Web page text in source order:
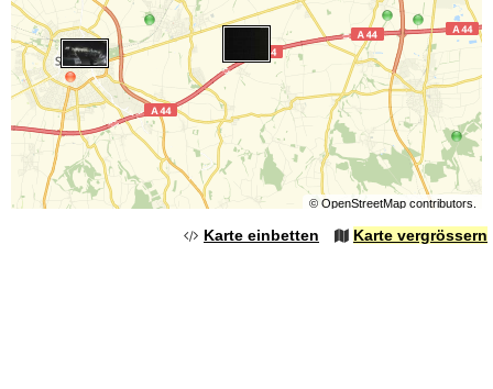
© OpenStreetMapcontributors.
Karte einbetten Karte vergrössern